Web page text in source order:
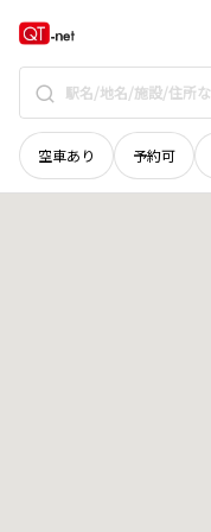
空車あり 予約可
北海道